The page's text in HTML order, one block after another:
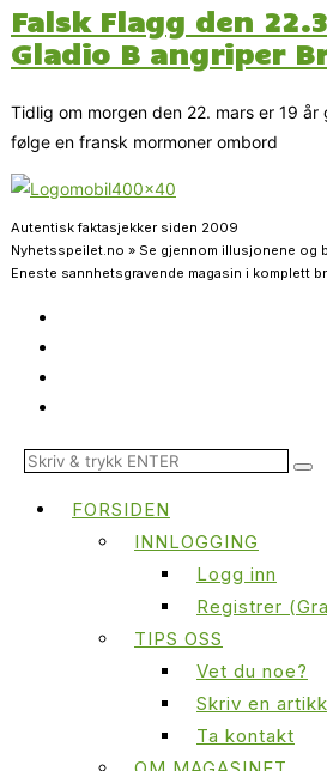
Falsk Flagg den
Gladio B angriper
Tidlig om morgen den 22. mars er 19 år
følge en fransk mormoner ombord
Autentisk faktasjekker siden 2009
Nyhetsspeilet.no » Se gjennom illusjonene og
Eneste sannhetsgravende magasin i komplett
FORSIDEN
INNLOGGING
Logg inn
Registrer
TIPS OSS
Vet du noe?
Skriv en
Ta kontakt